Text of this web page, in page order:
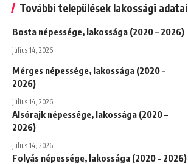
További települések lakossági adatai
Bosta népessége, lakossága (2020 – 2026)
július 14, 2026
Mérges népessége, lakossága (2020 –
2026)
július 14, 2026
Alsórajk népessége, lakossága (2020 –
2026)
július 14, 2026
Folyás népessége, lakossága (2020 – 2026)